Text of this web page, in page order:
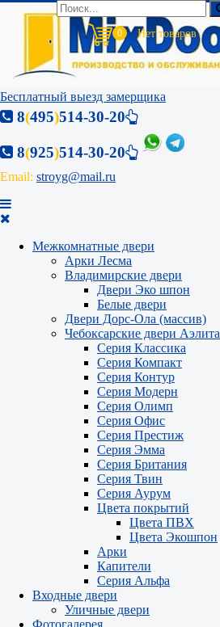
Бесплатный выезд замерщика
8(495)514-30-20
8(925)514-30-20
Email: stroyg@mail.ru
0
Межкомнатные двери
Арки Лесма
Владимирские двери
Двери Эко шпон
Белые двери
Двери Дорс-Ола (массив)
Чебоксарские двери Аэлита
Серия Классика
Серия Компакт
Серия Контур
Серия Модерн
Серия Олимп
Серия Офис
Серия Престиж
Серия Эмма
Серия Британия
Серия Твин
Серия Аурум
Цвета покрытий
Цвета ПВХ
Цвета Экошпон
Арки
Капители
Серия Альфа
Входные двери
Уличные двери
Фотогалерея